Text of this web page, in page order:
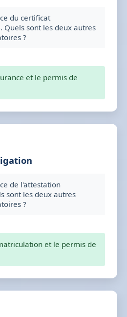
du certificat
Quels sont les deux autres
?
et le permis de
de l'attestation
sont les deux autres
?
et le permis de